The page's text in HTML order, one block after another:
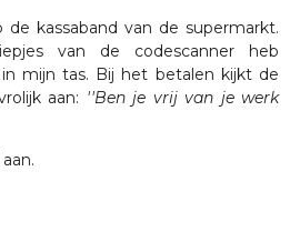
kassaband van de supermarkt.
van de codescanner heb
mijn tas. Bij het betalen kijkt de
aan: ''Ben je vrij van je werk